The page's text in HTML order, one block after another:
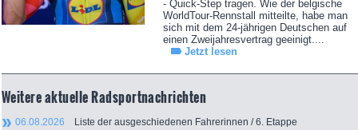
- Quick-Step tragen. Wie der belgische
WorldTour-Rennstall mitteilte, habe man
sich mit dem 24-jährigen Deutschen auf
einen Zweijahresvertrag geeinigt....
Jetzt lesen
Weitere aktuelle Radsportnachrichten
06.08.2026 Liste der ausgeschiedenen Fahrerinnen / 6. Etappe